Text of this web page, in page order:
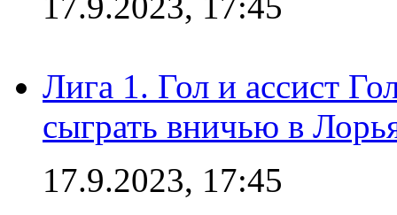
Лига 1. Гол и ассист
сыграть вничью в
17.9.2023, 17:45